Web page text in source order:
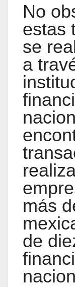
No
estas
se
a
más
de